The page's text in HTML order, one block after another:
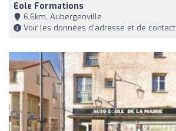
Eole Formations
6,6km, Aubergenville
Voir les données d'adresse et de contact